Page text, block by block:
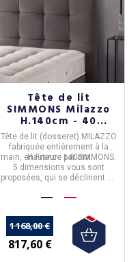
Tête de lit
SIMMONS Milazzo
H.140cm - 40
coloris 5 tailles
Tête de lit (dosseret) MILAZZO
fabriquée entièrement à la
main, enFrance parSIMMONS.
Hauteur : 140cm
5 dimensions vous sont
proposées, qui se déclinent en
1 168,00 €
817,60 €